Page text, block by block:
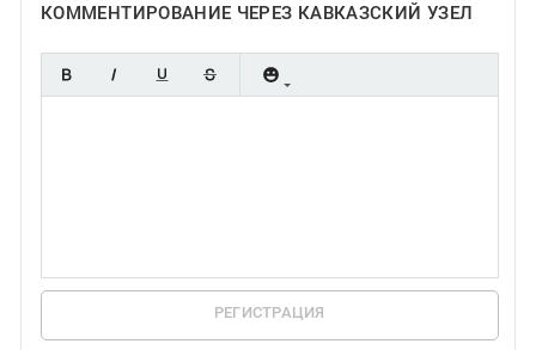
КОММЕНТИРОВАНИЕ ЧЕРЕЗ КАВКАЗСКИЙ УЗЕЛ
РЕГИСТРАЦИЯ